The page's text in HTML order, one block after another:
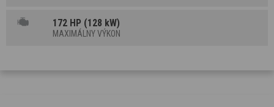
172 HP (128 kW)
MAXIMÁLNY VÝKON